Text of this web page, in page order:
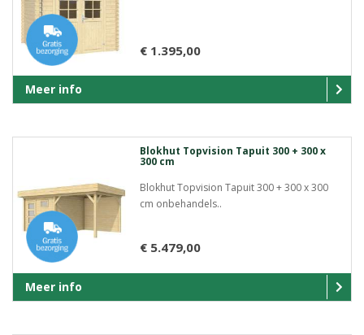
€ 1.395,00
Meer info
Blokhut Topvision Tapuit 300 + 300 x
300 cm
Blokhut Topvision Tapuit 300 + 300 x 300
cm onbehandels..
€ 5.479,00
Meer info